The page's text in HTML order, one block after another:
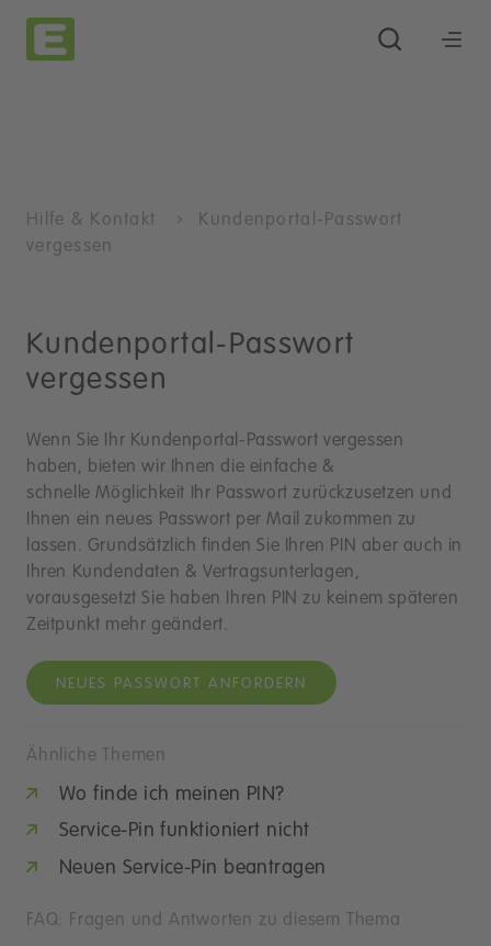
Hilfe & Kontakt
Kundenportal-Passwort
vergessen
Kundenportal-Passwort
vergessen
Wenn Sie Ihr Kundenportal-Passwort vergessen
haben, bieten wir Ihnen die einfache &
schnelle Möglichkeit Ihr Passwort zurückzusetzen und
Ihnen ein neues Passwort per Mail zukommen zu
lassen. Grundsätzlich finden Sie Ihren PIN aber auch in
Ihren Kundendaten & Vertragsunterlagen,
vorausgesetzt Sie haben Ihren PIN zu keinem späteren
Zeitpunkt mehr geändert.
NEUES PASSWORT ANFORDERN
Ähnliche Themen
Wo finde ich meinen PIN?
Service-Pin funktioniert nicht
Neuen Service-Pin beantragen
FAQ: Fragen und Antworten zu diesem Thema